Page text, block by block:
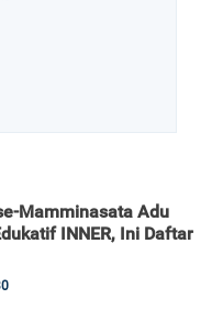
Mamminasata Adu
INNER, Ini Daftar